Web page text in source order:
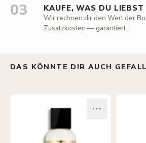
03 KAUFE, WAS DU LIEBST
Wir rechnen dir den Wert der
Zusatzkosten — garantiert.
DAS KÖNNTE DIR AUCH